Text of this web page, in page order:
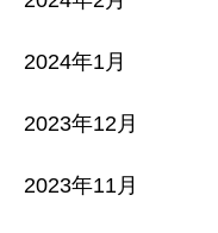
2024年1月
2023年12月
2023年11月